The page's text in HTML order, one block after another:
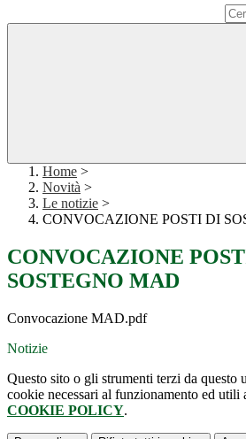
Home >
Novità >
Le notizie >
CONVOCAZIONE POSTI DI
CONVOCAZIONE
SOSTEGNO MAD
Convocazione MAD.pdf
Notizie
Questo sito o gli strumenti terzi da questo
cookie necessari al funzionamento ed
COOKIE POLICY.